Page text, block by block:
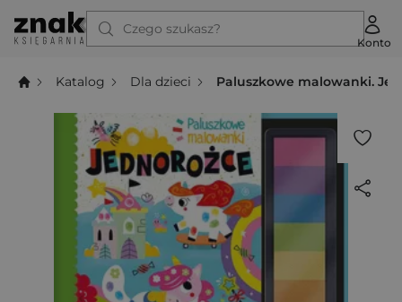
Czego szukasz?
Konto
Katalog Dla dzieci Paluszkowe malowanki.